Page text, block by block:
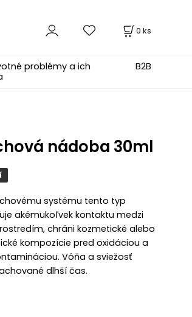
0 ks
problémy a ich
B2B
nádoba 30ml
systému tento typ
akémukoľvek kontaktu medzi
chráni kozmetické alebo
kompozície pred oxidáciou a
Vôňa a sviežosť
dlhší čas.